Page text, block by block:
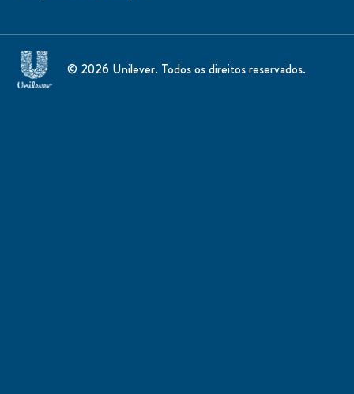
© 2026 Unilever. Todos os direitos reservados.